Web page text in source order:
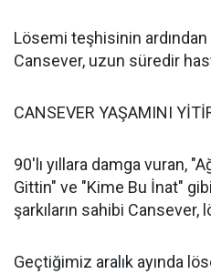
Lösemi teşhisinin ardından
Cansever, uzun süredir
CANSEVER YAŞAMINI
90'lı yıllara damga vuran,
Gittin" ve "Kime Bu İnat"
şarkıların sahibi
Geçtiğimiz aralık ayında